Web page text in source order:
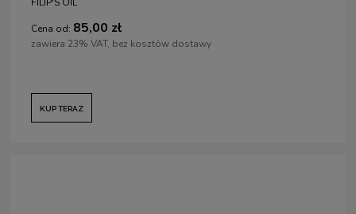
Cena od: 85,00 zł
zawiera 23% VAT, bez kosztów dostawy
KUP TERAZ